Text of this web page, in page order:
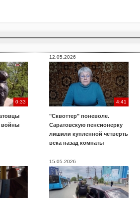
0:33
войны
12.05.2026
4:41
"Сквоттер" поневоле.
Саратовскую пенсионерку
лишили купленной четверть
века назад комнаты
15.05.2026